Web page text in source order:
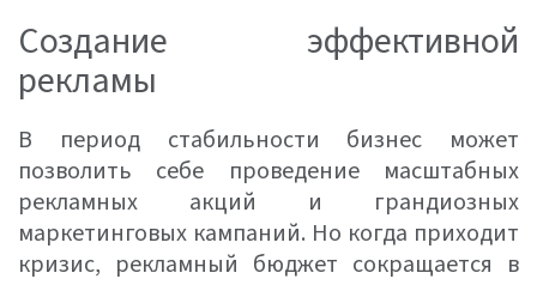
Создание эффективной
рекламы
В период стабильности бизнес может
позволить себе проведение масштабных
рекламных акций и грандиозных
маркетинговых кампаний. Но когда приходит
кризис, рекламный бюджет сокращается в